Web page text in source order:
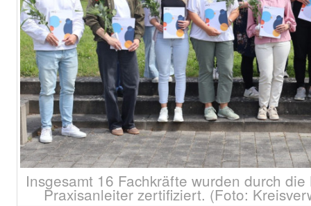
Insgesamt 16 Fachkräfte wurden durch
Praxisanleiter zertifiziert. (Foto: